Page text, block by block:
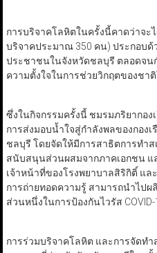
การบริจาคโลหิตในครั้งนี้คาดว่าจ
บริจาคประมาณ 350 คน) ประกอบ
ประชาชนในจังหวัดชลบุรี ตลอดจน
ความตั้งใจในการช่วยวิกฤตของชา
ซึ่งในกิจกรรมครั้งนี้ ชมรมภริยากอง
การส่งมอบน้ำใจสู่กำลังพลของกอง
ชลบุรี โดยจัดให้มีการสาธิตการทำ
สนับสนุนส่วนผสมจากภาคเอกชน แ
เจ้าหน้าที่ของโรงพยาบาลสิริกิติ์ แล
การถ่ายทอดความรู้ สามารถนำไปผ
ส่วนหนึ่งในการป้องกันไวรัส
การร่วมบริจาคโลหิต และการจัดทำ